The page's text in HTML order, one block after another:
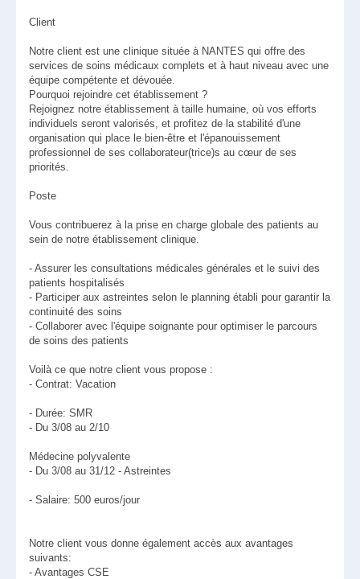
Client
Notre client est une clinique située à NANTES qui offre des
services de soins médicaux complets et à haut niveau avec une
équipe compétente et dévouée.
Pourquoi rejoindre cet établissement ?
Rejoignez notre établissement à taille humaine, où vos efforts
individuels seront valorisés, et profitez de la stabilité d'une
organisation qui place le bien-être et l'épanouissement
professionnel de ses collaborateur(trice)s au cœur de ses
priorités.
Poste
Vous contribuerez à la prise en charge globale des patients au
sein de notre établissement clinique.
- Assurer les consultations médicales générales et le suivi des
patients hospitalisés
- Participer aux astreintes selon le planning établi pour garantir la
continuité des soins
- Collaborer avec l'équipe soignante pour optimiser le parcours
de soins des patients
Voilà ce que notre client vous propose :
- Contrat: Vacation
- Durée: SMR
- Du 3/08 au 2/10
Médecine polyvalente
- Du 3/08 au 31/12 - Astreintes
- Salaire: 500 euros/jour
Notre client vous donne également accès aux avantages
suivants:
- Avantages CSE